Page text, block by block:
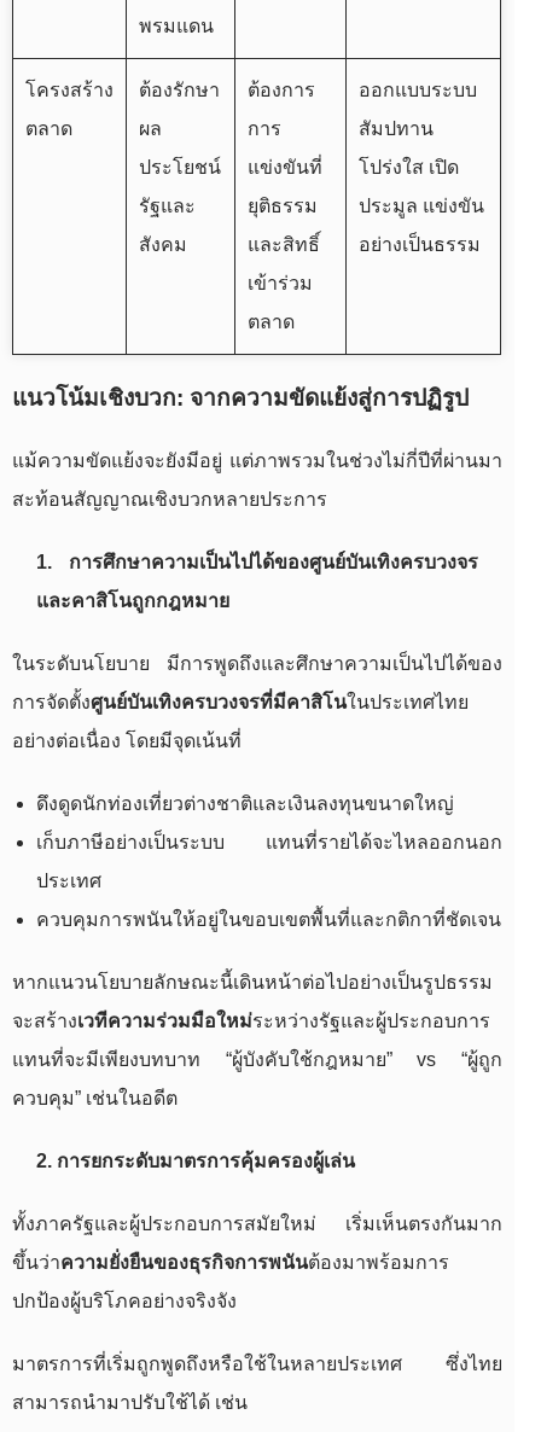
พรมแดน
โครงสร้าง
ตลาด
ต้องรักษา
ผล
ประโยชน์
รัฐและ
สังคม
ต้องการ
การ
แข่งขันที่
ยุติธรรม
และสิทธิ์
เข้าร่วม
ตลาด
ออกแบบระบบ
สัมปทาน
โปร่งใส เปิด
ประมูล แข่งขัน
อย่างเป็นธรรม
แนวโน้มเชิงบวก: จากความขัดแย้งสู่การปฏิรูป
แม้ความขัดแย้งจะยังมีอยู่ แต่ภาพรวมในช่วงไม่กี่ปีที่ผ่านมา
สะท้อนสัญญาณเชิงบวกหลายประการ
1. การศึกษาความเป็นไปได้ของศูนย์บันเทิงครบวงจร
และคาสิโนถูกกฎหมาย
ในระดับนโยบาย มีการพูดถึงและศึกษาความเป็นไปได้ของ
การจัดตั้งศูนย์บันเทิงครบวงจรที่มีคาสิโนในประเทศไทย
อย่างต่อเนื่อง โดยมีจุดเน้นที่
ดึงดูดนักท่องเที่ยวต่างชาติและเงินลงทุนขนาดใหญ่
เก็บภาษีอย่างเป็นระบบ แทนที่รายได้จะไหลออกนอก
ประเทศ
ควบคุมการพนันให้อยู่ในขอบเขตพื้นที่และกติกาที่ชัดเจน
หากแนวนโยบายลักษณะนี้เดินหน้าต่อไปอย่างเป็นรูปธรรม
จะสร้างเวทีความร่วมมือใหม่ระหว่างรัฐและผู้ประกอบการ
แทนที่จะมีเพียงบทบาท “ผู้บังคับใช้กฎหมาย” vs “ผู้ถูก
ควบคุม” เช่นในอดีต
2. การยกระดับมาตรการคุ้มครองผู้เล่น
ทั้งภาครัฐและผู้ประกอบการสมัยใหม่ เริ่มเห็นตรงกันมาก
ขึ้นว่าความยั่งยืนของธุรกิจการพนันต้องมาพร้อมการ
ปกป้องผู้บริโภคอย่างจริงจัง
มาตรการที่เริ่มถูกพูดถึงหรือใช้ในหลายประเทศ ซึ่งไทย
สามารถนำมาปรับใช้ได้ เช่น